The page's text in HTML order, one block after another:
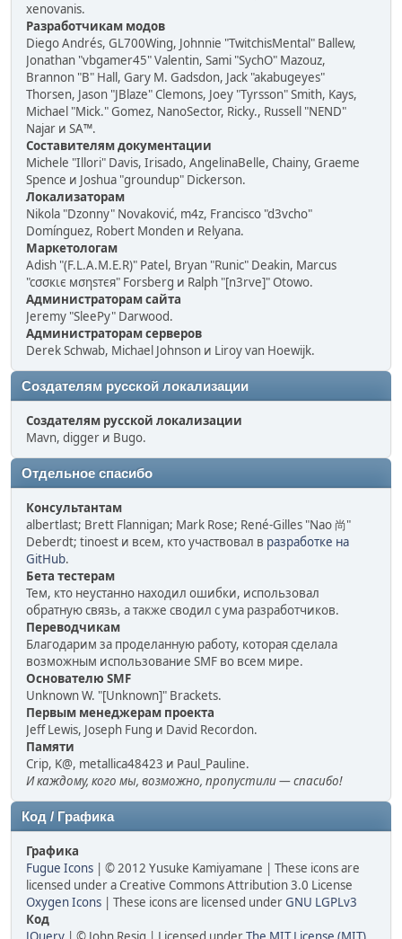
xenovanis.
Разработчикам модов
Diego Andrés, GL700Wing, Johnnie "TwitchisMental" Ballew,
Jonathan "vbgamer45" Valentin, Sami "SychO" Mazouz,
Brannon "B" Hall, Gary M. Gadsdon, Jack "akabugeyes"
Thorsen, Jason "JBlaze" Clemons, Joey "Tyrsson" Smith, Kays,
Michael "Mick." Gomez, NanoSector, Ricky., Russell "NEND"
Najar и SA™.
Составителям документации
Michele "Illori" Davis, Irisado, AngelinaBelle, Chainy, Graeme
Spence и Joshua "groundup" Dickerson.
Локализаторам
Nikola "Dzonny" Novaković, m4z, Francisco "d3vcho"
Domínguez, Robert Monden и Relyana.
Маркетологам
Adish "(F.L.A.M.E.R)" Patel, Bryan "Runic" Deakin, Marcus
"cσσкιє мσηѕтєя" Forsberg и Ralph "[n3rve]" Otowo.
Администраторам сайта
Jeremy "SleePy" Darwood.
Администраторам серверов
Derek Schwab, Michael Johnson и Liroy van Hoewijk.
Создателям русской локализации
Создателям русской локализации
Mavn, digger и Bugo.
Отдельное спасибо
Консультантам
albertlast; Brett Flannigan; Mark Rose; René-Gilles "Nao 尚"
Deberdt; tinoest и всем, кто участвовал в разработке на
GitHub.
Бета тестерам
Тем, кто неустанно находил ошибки, использовал
обратную связь, а также сводил с ума разработчиков.
Переводчикам
Благодарим за проделанную работу, которая сделала
возможным использование SMF во всем мире.
Основателю SMF
Unknown W. "[Unknown]" Brackets.
Первым менеджерам проекта
Jeff Lewis, Joseph Fung и David Recordon.
Памяти
Crip, K@, metallica48423 и Paul_Pauline.
И каждому, кого мы, возможно, пропустили — спасибо!
Код / Графика
Графика
Fugue Icons | © 2012 Yusuke Kamiyamane | These icons are
licensed under a Creative Commons Attribution 3.0 License
Oxygen Icons | These icons are licensed underGNU LGPLv3
Код